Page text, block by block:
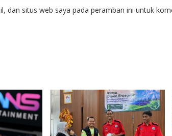
dan situs web saya pada peramban ini untuk